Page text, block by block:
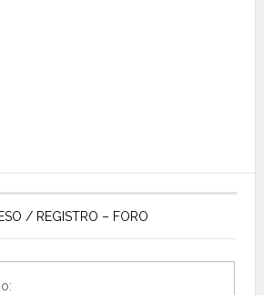
/ REGISTRO – FORO